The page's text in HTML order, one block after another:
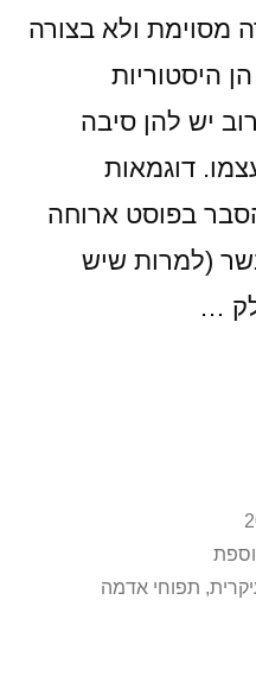
מסוימת ולא בצורה
היסטוריות
יש להן סיבה
דוגמאות
בפוסט ארוחה
(למרות שיש
…
, תפוחי אדמה